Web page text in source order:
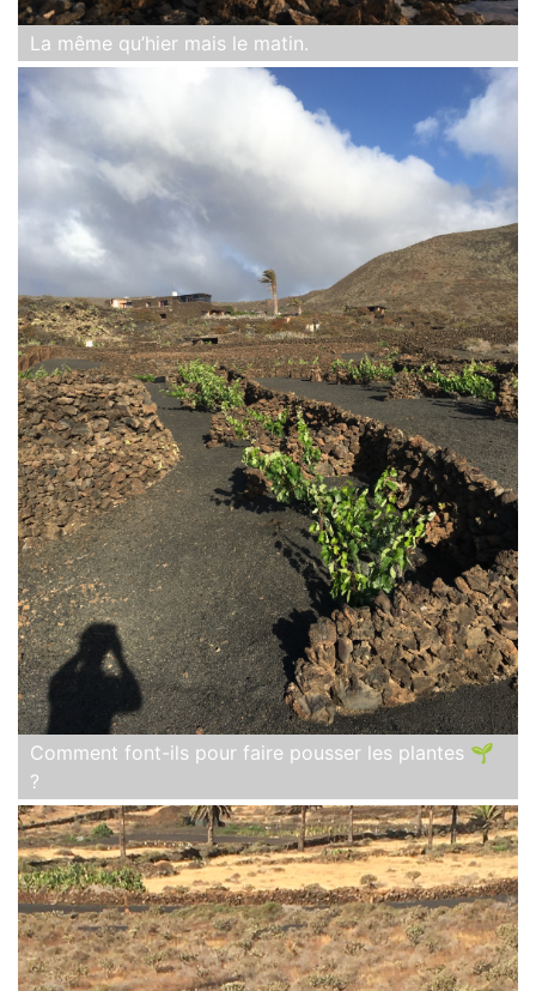
La même qu’hier mais le matin.
Comment font-ils pour faire pousser les plantes 🌱
?